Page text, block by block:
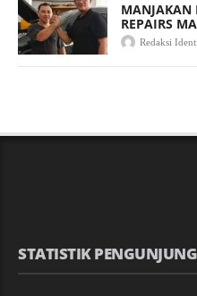
MANJAKAN
REPAIRS
Redaksi
STATISTIK PENGUNJUNG